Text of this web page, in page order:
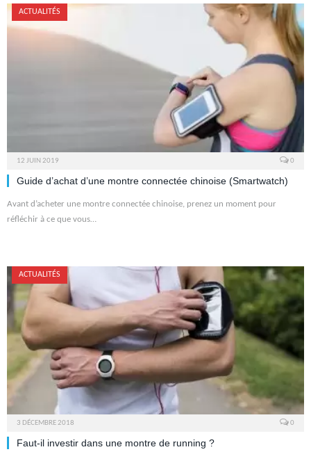
ACTUALITÉS
12 JUIN 2019 0
Guide d’achat d’une montre connectée chinoise (Smartwatch)
Avant d’acheter une montre connectée chinoise, prenez un moment pour
réfléchir à ce que vous…
ACTUALITÉS
3 DÉCEMBRE 2018 0
Faut-il investir dans une montre de running ?